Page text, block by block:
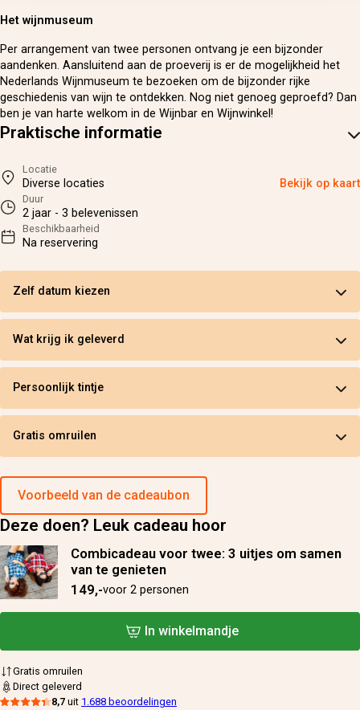
Het wijnmuseum
Per arrangement van twee personen ontvang je een bijzonder
aandenken. Aansluitend aan de proeverij is er de mogelijkheid het
Nederlands Wijnmuseum te bezoeken om de bijzonder rijke
geschiedenis van wijn te ontdekken. Nog niet genoeg geproefd? Dan
ben je van harte welkom in de Wijnbar en Wijnwinkel!
Praktische informatie
Locatie
Diverse locaties Bekijk op kaart
Duur
2 jaar - 3 belevenissen
Beschikbaarheid
Na reservering
Zelf datum kiezen
Wat krijg ik geleverd
Persoonlijk tintje
Gratis omruilen
Voorbeeld van de cadeaubon
Deze doen? Leuk cadeau hoor
Combicadeau voor twee: 3 uitjes om samen
van te genieten
149,-voor 2 personen
In winkelmandje
Gratis omruilen
Direct geleverd
8,7 uit 1.688 beoordelingen